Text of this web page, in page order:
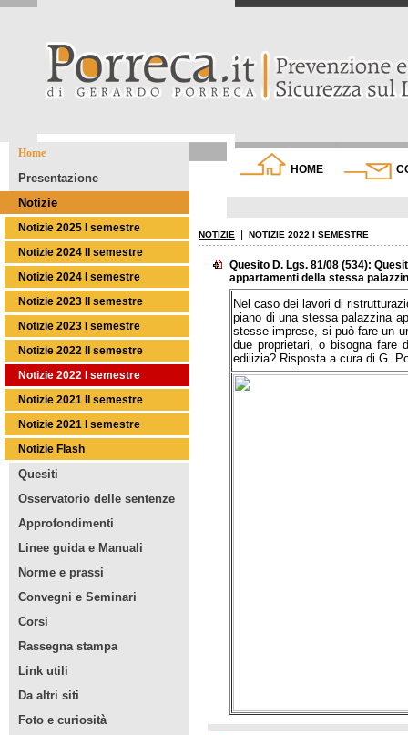
Home
Presentazione
Notizie
Notizie 2025 I semestre
Notizie 2024 II semestre
Notizie 2024 I semestre
Notizie 2023 II semestre
Notizie 2023 I semestre
Notizie 2022 II semestre
Notizie 2022 I semestre
Notizie 2021 II semestre
Notizie 2021 I semestre
Notizie Flash
Quesiti
Osservatorio delle sentenze
Approfondimenti
Linee guida e Manuali
Norme e prassi
Convegni e Seminari
Corsi
Rassegna stampa
Link utili
Da altri siti
Foto e curiosità
HOME
NOTIZIE NOTIZIE 2022 I SEMESTRE
Quesito D. Lgs. 81/08 (534):
appartamenti della stessa
Nel caso dei lavori di
piano di una stessa palazzina
stesse imprese, si può fare un
due proprietari, o bisogna fare
edilizia? Risposta a cura di G.